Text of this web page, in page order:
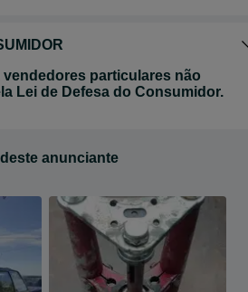
particulares não
Lei de Defesa do Consumidor.
anunciante